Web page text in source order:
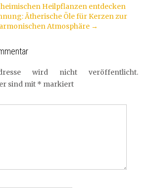
Heilpflanzen entdecken
Ätherische Öle für Kerzen zur
Atmosphäre →
wird nicht veröffentlicht.
sind mit * markiert